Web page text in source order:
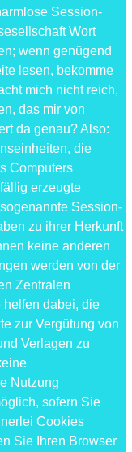
Session-
Wort
wenn genügend
lesen, bekomme
mich nicht reich,
das mir von
da genau? Also:
die
Computers
erzeugte
Session-
zu ihrer Herkunft
keine anderen
werden von der
Zentralen
helfen dabei, die
zur Vergütung von
Verlagen zu
Nutzung
sofern Sie
Cookies
Sie Ihren Browser